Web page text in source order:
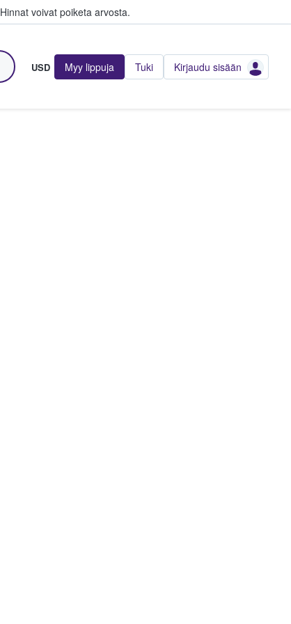
Hinnat voivat poiketa arvosta.
USD Myy lippuja Tuki Kirjaudu sisään